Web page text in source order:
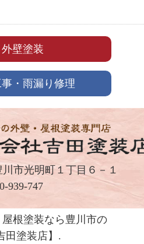
外壁塗装
・雨漏り修理
市光明町１丁目６－１
939-747
根塗装なら豊川市の
⽥塗装店】.